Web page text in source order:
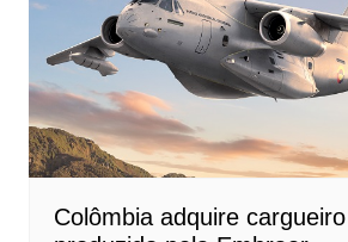
Colômbia adquire